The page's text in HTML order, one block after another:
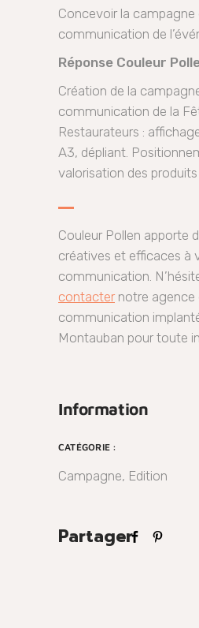
Concevoir la campagne
communication de
Réponse Couleur
Création de la
communication de la
Restaurateurs :
A3, dépliant.
valorisation des produits
Couleur Pollen apporte
créatives et efficaces à
communication.
contacternotre agence
communication
Montauban pour toute
Information
CATÉGORIE :
Campagne, Edition
Partager